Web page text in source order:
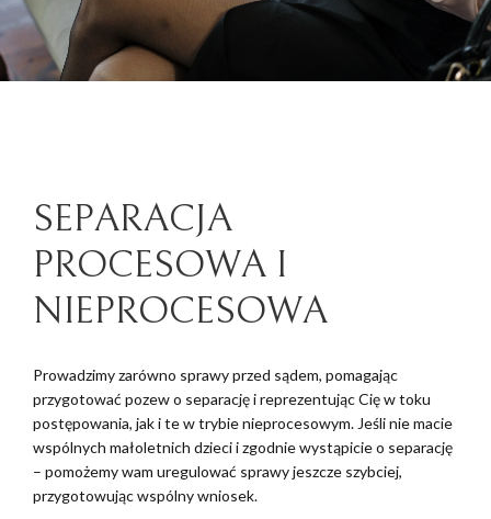
SEPARACJA
PROCESOWA I
NIEPROCESOWA
Prowadzimy zarówno sprawy przed sądem, pomagając
przygotować pozew o separację i reprezentując Cię w toku
postępowania, jak i te w trybie nieprocesowym. Jeśli nie macie
wspólnych małoletnich dzieci i zgodnie wystąpicie o separację
– pomożemy wam uregulować sprawy jeszcze szybciej,
przygotowując wspólny wniosek.